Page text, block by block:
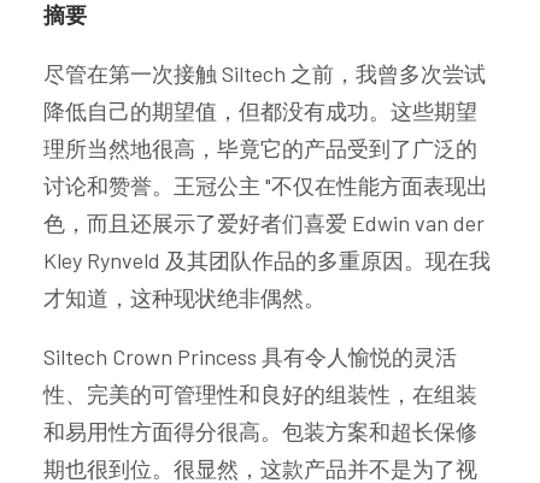
摘要
尽管在第一次接触 Siltech 之前，我曾多次尝试
降低自己的期望值，但都没有成功。这些期望
理所当然地很高，毕竟它的产品受到了广泛的
讨论和赞誉。王冠公主 "不仅在性能方面表现出
色，而且还展示了爱好者们喜爱 Edwin van der
Kley Rynveld 及其团队作品的多重原因。现在我
才知道，这种现状绝非偶然。
Siltech Crown Princess 具有令人愉悦的灵活
性、完美的可管理性和良好的组装性，在组装
和易用性方面得分很高。包装方案和超长保修
期也很到位。很显然，这款产品并不是为了视